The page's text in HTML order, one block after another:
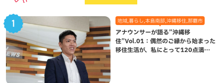
地域,暮らし,本島南部,沖縄移住,那覇市
アナウンサーが語る”沖縄移
住”Vol.01：偶然のご縁から始まった
移住生活が、私にとって120点満点